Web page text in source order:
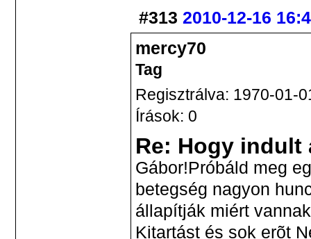
#313 2010-12-16
mercy70
Tag
Regisztrálva: 1970-01-
Írások: 0
Re: Hogy indult
Gábor!Próbáld meg
betegség nagyon
állapítják miért
Kitartást és sok erõt